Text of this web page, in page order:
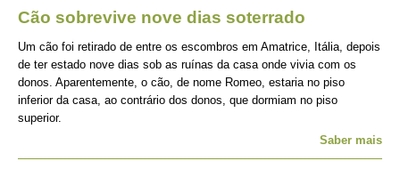
Cão sobrevive nove dias soterrado
Um cão foi retirado de entre os escombros em Amatrice, Itália, depois
de ter estado nove dias sob as ruínas da casa onde vivia com os
donos. Aparentemente, o cão, de nome Romeo, estaria no piso
inferior da casa, ao contrário dos donos, que dormiam no piso
superior.
Saber mais